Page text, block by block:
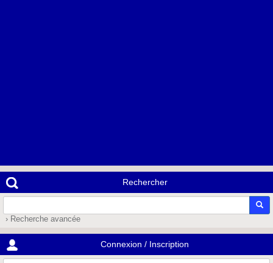
Rechercher
› Recherche avancée
Connexion / Inscription